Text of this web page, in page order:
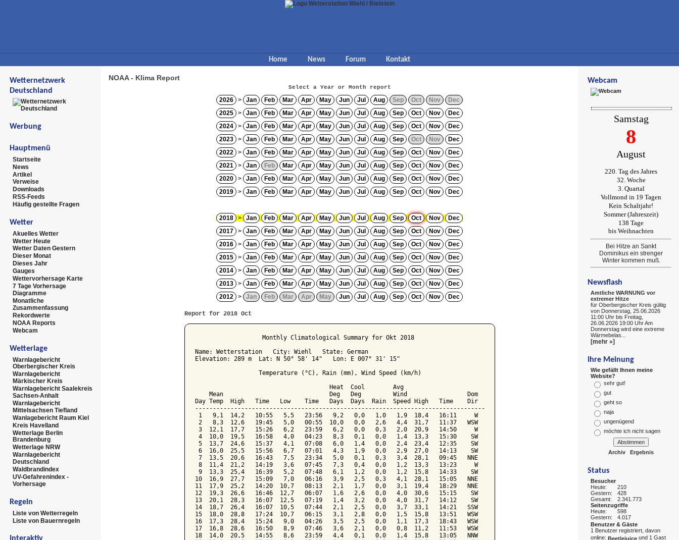
Home News Forum Kontakt
Wetternetzwerk
Deutschland
Werbung
Hauptmenü
Startseite
News
Artikel
Verweise
Downloads
RSS-Feeds
Häufig gestellte Fragen
Wetter
Akuelles Wetter
Wetter Heute
Wetter Daten Gestern
Dieser Monat
Dieses Jahr
Gauges
Wettervorhersage Karte
7 Tage Vorhersage
Diagramme
Monatliche
Zusammenfassung
Rekordwerte
NOAA Reports
Webcam
Wetterlage
Warnlagebericht
Oberbergischer Kreis
Warnlagebericht
Märkischer Kreis
Warnlagebericht Saalekreis
Sachsen-Anhalt
Warnlagebericht
Mittelsachsen Tiefland
Wanlagebericht Raum Kiel
Kreis Havelland
Wetterlage Berlin
Brandenburg
Wetterlage NRW
Warnlagebericht
Deutschland
Waldbrandindex
UV-Gefahrenindex -
Vorhersage
Regeln
Liste von Wetterregeln
Liste von Bauernregeln
NOAA - Klima Report
Select a Year or Month report
2026 > Jan Feb Mar Apr May Jun Jul Aug Sep Oct Nov
Dec
2025
> Jan Feb Mar Apr May Jun Jul Aug Sep Oct Nov
Dec
2024
> Jan Feb Mar Apr May Jun Jul Aug Sep Oct Nov
Dec
2023
> Jan Feb Mar Apr May Jun Jul Aug Sep Oct Nov
Dec
2022
> Jan Feb Mar Apr May Jun Jul Aug Sep Oct Nov
Dec
2021
> Jan Feb Mar Apr May Jun Jul Aug Sep Oct Nov
Dec
2020
> Jan Feb Mar Apr May Jun Jul Aug Sep Oct Nov
Dec
2019
> Jan Feb Mar Apr May Jun Jul Aug Sep Oct Nov Dec
2018 > Jan Feb Mar Apr May Jun Jul Aug Sep Oct Nov
Dec
2017
> Jan Feb Mar Apr May Jun Jul Aug Sep Oct Nov
Dec
2016
> Jan Feb Mar Apr May Jun Jul Aug Sep Oct Nov
Dec
2015
> Jan Feb Mar Apr May Jun Jul Aug Sep Oct Nov
Dec
2014
> Jan Feb Mar Apr May Jun Jul Aug Sep Oct Nov
Dec
2013
> Jan Feb Mar Apr May Jun Jul Aug Sep Oct Nov
Dec
2012
> Jan Feb Mar Apr May Jun Jul Aug Sep Oct Nov Dec
Report for 2018 Oct
                   Monthly Climatological Summary for Okt 2018
Name: Wetterstation   City: Wiehl   State: German
Elevation: 289 m  Lat: N 50° 58' 14"   Lon: E 007° 31' 15"
                  Temperature (°C), Rain (mm), Wind Speed (km/h)
                                      Heat  Cool        Avg
    Mean                              Deg   Deg         Wind                 Dom
Day Temp  High   Time   Low    Time   Days  Days  Rain  Speed High   Time    Dir
----------------------------------------------------------------------------------
1   9,1  14,2   10:55   5,5   23:56   9,2   0,0   1,0   1,9  18,4   16:11     W
2   8,3  12,6   19:45   5,0   00:55  10,0   0,0   2,6   4,4  31,7   11:37   WSW
3  12,1  17,7   15:26   6,2   23:59   6,2   0,0   0,3   2,0  20,9   14:50     W
4  10,0  19,5   16:58   4,0   04:23   8,3   0,1   0,0   1,4  13,3   15:30    SW
5  13,7  24,6   15:37   4,1   07:08   6,0   1,4   0,0   2,4  23,4   12:35    SW
6  16,0  25,5   15:56   6,7   07:01   4,3   1,9   0,0   2,9  27,0   14:13    SW
7  13,5  20,6   16:43   7,5   23:34   5,0   0,1   0,3   3,4  28,1   09:45   NNE
8  11,4  21,2   14:19   3,6   07:45   7,3   0,4   0,0   1,2  13,3   13:23     W
9  13,3  25,4   16:39   5,2   07:48   6,1   1,2   0,0   1,2  15,8   14:33    SW
10  16,9  27,7   15:09   7,0   06:16   3,9   2,5   0,3   4,1  28,1   15:05   NNE
11  17,9  25,2   14:20  10,7   08:13   2,1   1,7   0,0   3,1  19,4   18:29   NNE
12  19,3  26,6   16:46  12,7   06:07   1,6   2,6   0,0   4,0  30,6   15:15    SW
13  20,1  28,3   16:07  12,5   07:19   1,4   3,2   0,0   4,0  31,7   14:12    SW
14  18,7  26,4   16:07  10,5   07:44   2,1   2,5   0,0   3,7  33,1   14:21   SSW
15  18,0  28,8   17:24  10,7   06:15   3,1   2,8   0,0   1,5  15,8   13:51   WSW
16  17,3  28,4   15:24   9,0   04:26   3,5   2,5   0,0   1,1  17,3   18:43   WSW
17  16,8  28,6   16:50   8,9   07:46   3,6   2,1   0,0   0,8  11,2   11:53   WSW
18  14,0  20,5   14:55   8,6   23:59   4,4   0,1   0,0   1,4  15,8   13:05   NNW
Webcam
Samstag
8
August
220. Tag des Jahres
32. Woche
3. Quartal
Vollmond in 19 Tagen
Kein Schaltjahr!
Sommer (Jahreszeit)
138 Tage
bis Weihnachten
Bei Hitze an Sankt
Dominikus ein strenger
Winter kommen muß.
Newsflash
Amtliche WARNUNG vor
extremer Hitze
für Oberbergischer Kreis gültig
von Donnerstag, 25.06.2026
11:00 Uhr bis Freitag,
26.06.2026 19:00 Uhr Am
Donnerstag wird eine extreme
Wärmebelas...
[mehr »]
Ihre Meinung
Wie gefällt Ihnen meine
Website?
sehr gut!
gut
geht so
naja
ungenügend
möchte ich nicht sagen
Archiv Ergebnis
Status
Besucher
Heute:
210
Gestern:
428
Gesamt:
2.341.773
Seitenzugriffe
Heute:
598
Gestern:
4.017
Benutzer & Gäste
1 Benutzer registriert, davon
online: Beetlejuice und 1 Gast